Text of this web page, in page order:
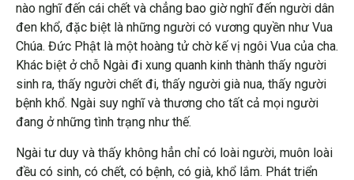
nào nghĩ đến cái chết và chẳng bao giờ nghĩ đến người dân
đen khổ, đặc biệt là những người có vương quyền như Vua
Chúa. Đức Phật là một hoàng tử chờ kế vị ngôi Vua của cha.
Khác biệt ở chỗ Ngài đi xung quanh kinh thành thấy người
sinh ra, thấy người chết đi, thấy người già nua, thấy người
bệnh khổ. Ngài suy nghĩ và thương cho tất cả mọi người
đang ở những tình trạng như thế.
Ngài tư duy và thấy không hẳn chỉ có loài người, muôn loài
đều có sinh, có chết, có bệnh, có già, khổ lắm. Phát triển